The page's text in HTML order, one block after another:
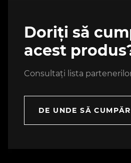
Doriți să
acest
Consultați lista
DE UNDE SĂ CUMPĂR